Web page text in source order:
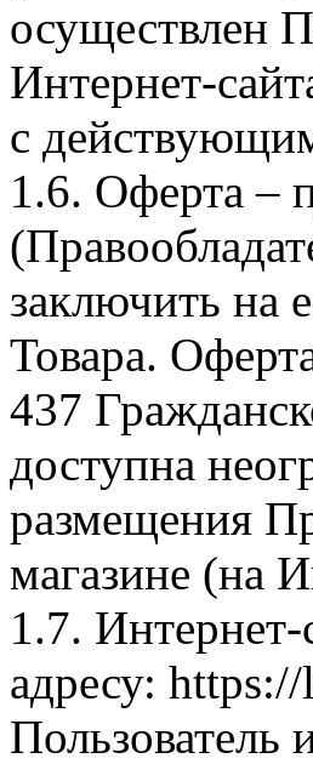
осуществлен
Интернет-
с
1.6. Оферта –
заключить на
Товара.
437
доступна
размещения
магазине (на
1.7.
адресу:
Пользователь